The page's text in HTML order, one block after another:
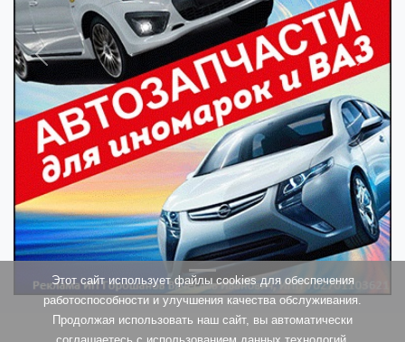
Этот сайт использует файлы cookies для обеспечения
работоспособности и улучшения качества обслуживания.
Продолжая использовать наш сайт, вы автоматически
Previous Next